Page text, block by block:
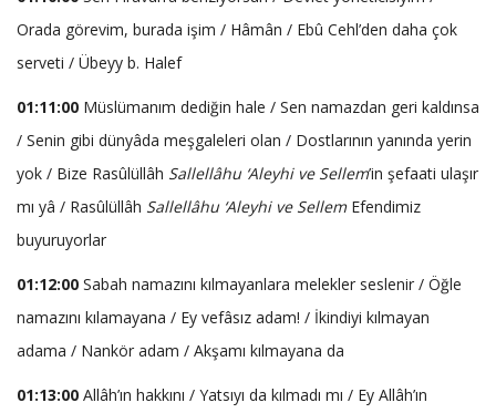
Orada görevim, burada işim / Hâmân / Ebû Cehl’den daha çok
serveti / Übeyy b. Halef
01:11:00 Müslümanım dediğin hale / Sen namazdan geri kaldınsa
/ Senin gibi dünyâda meşgaleleri olan / Dostlarının yanında yerin
yok / Bize Rasûlüllâh Sallellâhu ‘Aleyhi ve Sellem’in şefaati ulaşır
mı yâ / Rasûlüllâh Sallellâhu ‘Aleyhi ve SellemEfendimiz
buyuruyorlar
01:12:00 Sabah namazını kılmayanlara melekler seslenir / Öğle
namazını kılamayana / Ey vefâsız adam! / İkindiyi kılmayan
adama / Nankör adam / Akşamı kılmayana da
01:13:00 Allâh’ın hakkını / Yatsıyı da kılmadı mı / Ey Allâh’ın